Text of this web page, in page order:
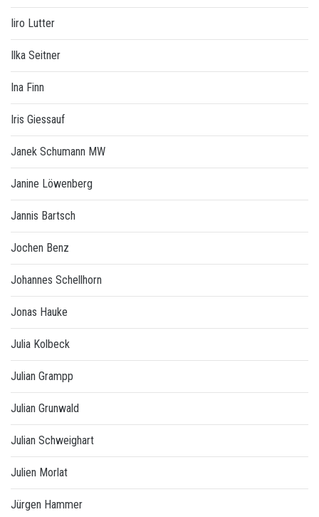
Iiro Lutter
Ilka Seitner
Ina Finn
Iris Giessauf
Janek Schumann MW
Janine Löwenberg
Jannis Bartsch
Jochen Benz
Johannes Schellhorn
Jonas Hauke
Julia Kolbeck
Julian Grampp
Julian Grunwald
Julian Schweighart
Julien Morlat
Jürgen Hammer